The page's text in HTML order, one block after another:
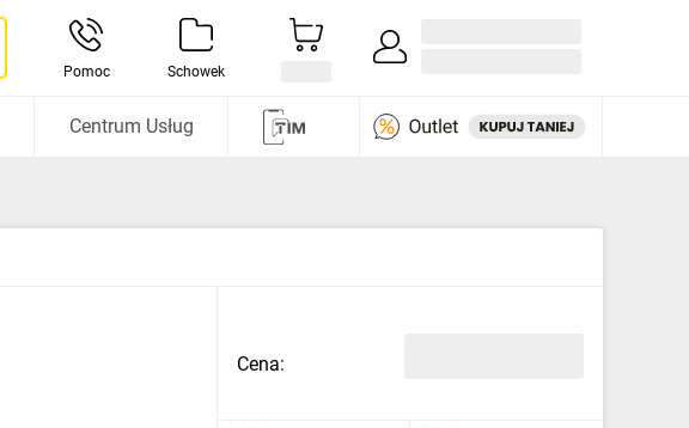
Pomoc Schowek
Centrum Usług
Cena: